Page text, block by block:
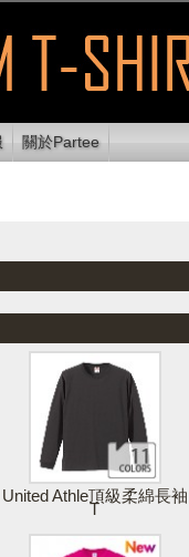
關於Partee
United Athle頂級柔綿長袖
T